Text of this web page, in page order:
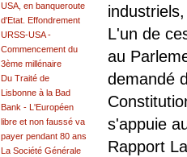
L'un de
au
demandé
s'appuie
Rapport
USA, en banqueroute
d'Etat. Effondrement
URSS-USA -
Commencement du
3ème millénaire
Du Traité de
Lisbonne à la Bad
Bank - L'Européen
libre et non faussé va
payer pendant 80 ans
La Société Générale